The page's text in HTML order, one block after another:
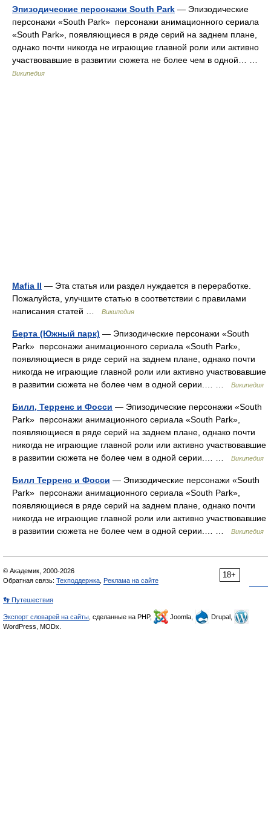
Эпизодические персонажи South Park — Эпизодические
персонажи «South Park» персонажи анимационного сериала
«South Park», появляющиеся в ряде серий на заднем плане,
однако почти никогда не играющие главной роли или активно
участвовавшие в развитии сюжета не более чем в одной… …
Википедия
Mafia II — Эта статья или раздел нуждается в переработке.
Пожалуйста, улучшите статью в соответствии с правилами
написания статей …
Википедия
Берта (Южный парк) — Эпизодические персонажи «South
Park» персонажи анимационного сериала «South Park»,
появляющиеся в ряде серий на заднем плане, однако почти
никогда не играющие главной роли или активно участвовавшие
в развитии сюжета не более чем в одной серии.… …
Википедия
Билл, Терренс и Фосси — Эпизодические персонажи «South
Park» персонажи анимационного сериала «South Park»,
появляющиеся в ряде серий на заднем плане, однако почти
никогда не играющие главной роли или активно участвовавшие
в развитии сюжета не более чем в одной серии.… …
Википедия
Билл Терренс и Фосси — Эпизодические персонажи «South
Park» персонажи анимационного сериала «South Park»,
появляющиеся в ряде серий на заднем плане, однако почти
никогда не играющие главной роли или активно участвовавшие
в развитии сюжета не более чем в одной серии.… …
Википедия
18+
© Академик, 2000-2026
Обратная связь: Техподдержка Реклама на сайте
👣 Путешествия
Экспорт словарей на сайты , сделанные на PHP, Joomla,
Drupal,
WordPress, MODx.